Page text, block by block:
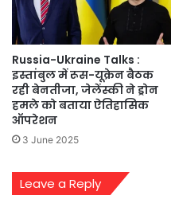
Russia-Ukraine Talks :
इस्तांबुल में रूस-यूक्रेन बैठक
रही बेनतीजा, जेलेंस्की ने ड्रोन
हमले को बताया ऐतिहासिक
ऑपरेशन
3 June 2025
Leave a Reply